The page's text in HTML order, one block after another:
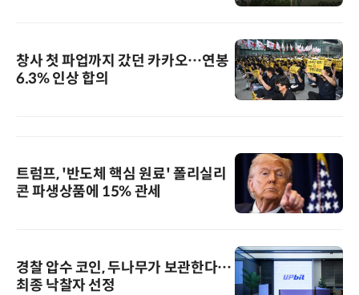
창사 첫 파업까지 갔던 카카오…연봉
6.3% 인상 합의
트럼프, '반도체 핵심 원료' 폴리실리
콘 파생상품에 15% 관세
경찰 압수 코인, 두나무가 보관한다…
최종 낙찰자 선정